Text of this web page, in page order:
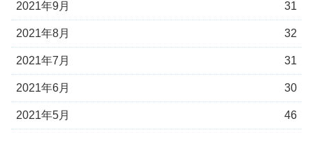
2021年9月 31
2021年8月 32
2021年7月 31
2021年6月 30
2021年5月 46